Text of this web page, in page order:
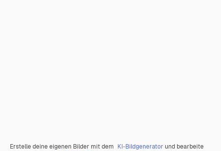
Erstelle deine eigenen Bilder mit dem KI-Bildgenerator und bearbeite